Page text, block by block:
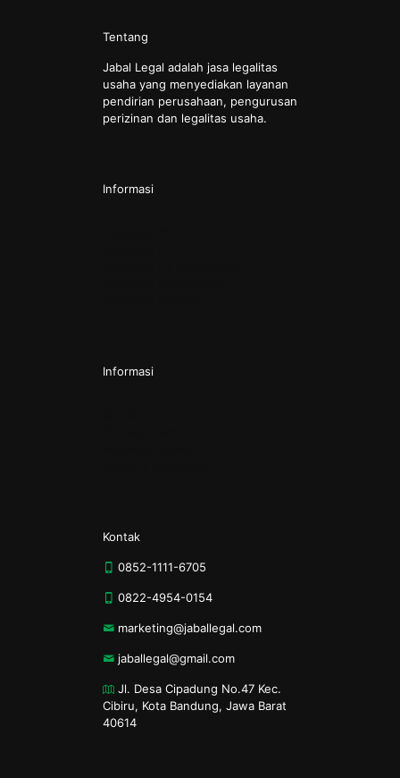
Tentang
Jabal Legal adalah jasa legalitas
usaha yang menyediakan layanan
pendirian perusahaan, pengurusan
perizinan dan legalitas usaha.
Informasi
Informasi
Kontak
0852-1111-6705
0822-4954-0154
marketing@jaballegal.com
jaballegal@gmail.com
Jl. Desa Cipadung No.47 Kec.
Cibiru, Kota Bandung, Jawa Barat
40614